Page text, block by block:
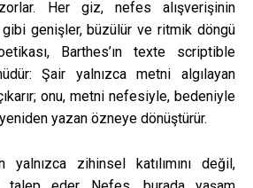
Her giz, nefes alışverişinin
gibi genişler, büzülür ve ritmik döngü
Barthes’ın texte scriptible
Şair yalnızca metni algılayan
onu, metni nefesiyle, bedeniyle
yazan özneye dönüştürür.
yalnızca zihinsel katılımını değil,